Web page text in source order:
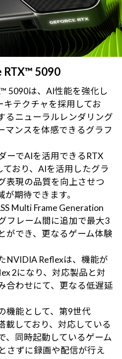
5090
5090は、AI性能を強化し
キテクチャを採用してお
るニューラルレンダリング
マンスを体感できるグラフ
ーでAIを活用できるRTX
ており、AIを活用したグラ
表現の品質を向上させつ
期待できます。
Multi Frame Generation
フレーム間に追加で最大3
ができ、更なるゲーム体験
NVIDIA Reflexは、機能が
2になり、対応製品と対
合わせにて、更なる低遅延
機能として、第9世代
載しており、対応している
、同時起動しているゲーム
さずに録画や配信が行え